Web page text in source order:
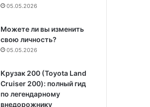
05.05.2026
Можете ли вы изменить
свою личность?
05.05.2026
Крузак 200 (Toyota Land
Cruiser 200): полный гид
по легендарному
внедорожнику